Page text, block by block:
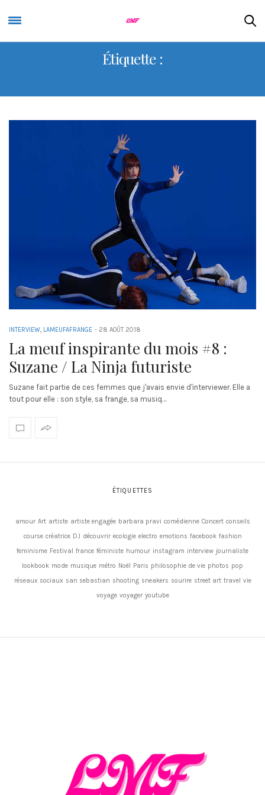
Étiquette :
INTERVIEW, LAMEUFAFRANGE - 28 AOÛT 2018
La meuf inspirante du mois #8 :
Suzane / La Ninja futuriste
Suzane fait partie de ces femmes que j'avais envie d'interviewer. Elle a
tout pour elle : son style, sa frange, sa musiq…
ÉTIQUETTES
amour Art artiste artiste engagée barbara pravi comédienne Concert conseils
course créatrice DJ découvrir ecologie electro emotions facebook fashion
feminisme Festival france féministe humour instagram interview journaliste
lookbook mode musique métro Noël Paris philosophie de vie photos pop
réseaux sociaux san sebastian shooting sneakers sourire street art travel vie
voyage voyager youtube